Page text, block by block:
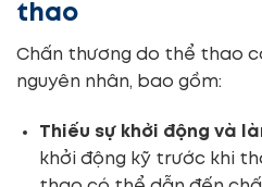
thao
Chấn thương do thể thao
nguyên nhân, bao gồm:
Thiếu sự khởi động và
khởi động kỹ trước khi